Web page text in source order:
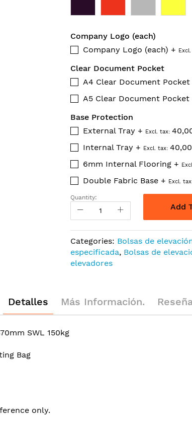
Company Logo (each)
Company Logo (each) +
Clear Document Pocket
A4 Clear Document Pocket
A5 Clear Document Pocket
Base Protection
External Tray +
Internal Tray +
6mm Internal Flooring +
Double Fabric Base +
Quantity:
Add
Categories: Bolsas de
especificada, Bolsas de
elevadores
Detalles
SWL 150kg
Bag
only.
Más Información.